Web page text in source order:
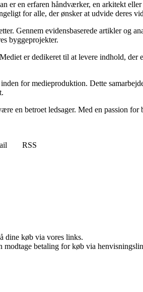
er en erfaren håndværker, en arkitekt
for alle, der ønsker at udvide deres
Gennem evidensbaserede artikler og
byggeprojekter.
er dedikeret til at levere indhold, der
for medieproduktion. Dette
en betroet ledsager. Med en passion
RSS
dine køb via vores links.
betaling for køb via